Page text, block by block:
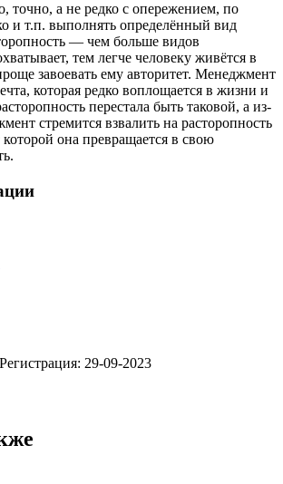
точно, а не редко с опережением, по
и т.п. выполнять определённый вид
— чем больше видов
тем легче человеку живётся в
завоевать ему авторитет. Менеджмент
которая редко воплощается в жизни и
перестала быть таковой, а из-
стремится взвалить на расторопность
которой она превращается в свою
Регистрация: 29-09-2023